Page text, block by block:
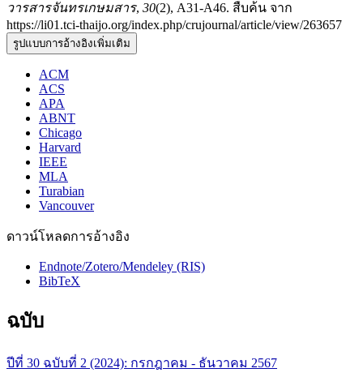
วารสารจันทรเกษมสาร, 30(2), A31-A46. สืบค้น จาก
https://li01.tci-thaijo.org/index.php/crujournal/article/view/263657
รูปแบบการอ้างอิงเพิ่มเติม
ACM
ACS
APA
ABNT
Chicago
Harvard
IEEE
MLA
Turabian
Vancouver
ดาวน์โหลดการอ้างอิง
Endnote/Zotero/Mendeley (RIS)
BibTeX
ฉบับ
ปีที่ 30 ฉบับที่ 2 (2024): กรกฎาคม - ธันวาคม 2567